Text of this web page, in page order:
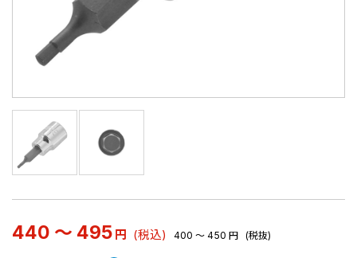
440 ～ 495 円 (税込) 400 ～ 450 円 (税抜)